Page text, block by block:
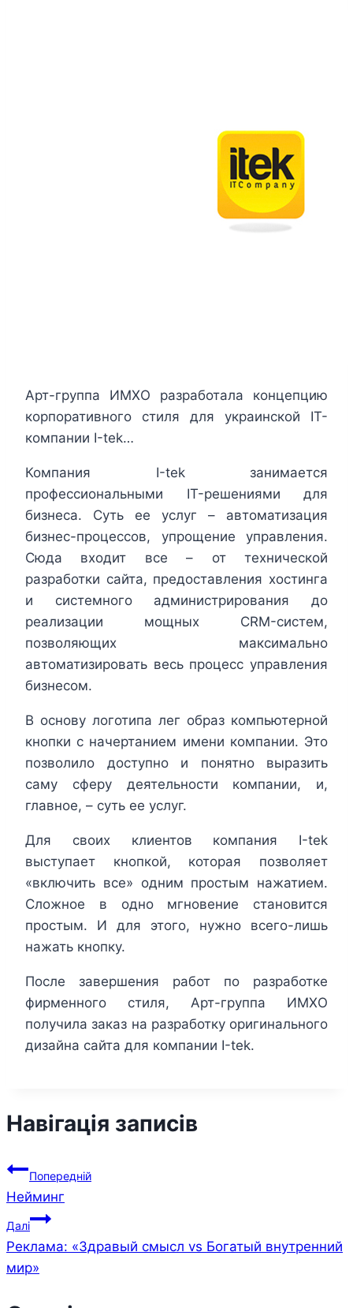
Арт-группа ИМХО разработала концепцию
корпоративного стиля для украинской IT-
компании І-tek…
Компания І-tek занимается
профессиональными IT-решениями для
бизнеса. Суть ее услуг – автоматизация
бизнес-процессов, упрощение управления.
Сюда входит все – от технической
разработки сайта, предоставления хостинга
и системного администрирования до
реализации мощных CRM-систем,
позволяющих максимально
автоматизировать весь процесс управления
бизнесом.
В основу логотипа лег образ компьютерной
кнопки с начертанием имени компании. Это
позволило доступно и понятно выразить
саму сферу деятельности компании, и,
главное, – суть ее услуг.
Для своих клиентов компания І-tek
выступает кнопкой, которая позволяет
«включить все» одним простым нажатием.
Сложное в одно мгновение становится
простым. И для этого, нужно всего-лишь
нажать кнопку.
После завершения работ по разработке
фирменного стиля, Арт-группа ИМХО
получила заказ на разработку оригинального
дизайна сайта для компании І-tek.
Навігація записів
Попередній
Нейминг
Далі
Реклама: «Здравый смысл vs Богатый внутренний
мир»